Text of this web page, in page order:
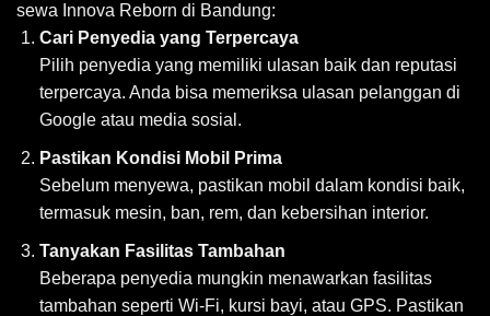
sewa Innova Reborn di Bandung:
Cari Penyedia yang Terpercaya
Pilih penyedia yang memiliki ulasan baik dan reputasi
terpercaya. Anda bisa memeriksa ulasan pelanggan di
Google atau media sosial.
Pastikan Kondisi Mobil Prima
Sebelum menyewa, pastikan mobil dalam kondisi baik,
termasuk mesin, ban, rem, dan kebersihan interior.
Tanyakan Fasilitas Tambahan
Beberapa penyedia mungkin menawarkan fasilitas
tambahan seperti Wi-Fi, kursi bayi, atau GPS. Pastikan